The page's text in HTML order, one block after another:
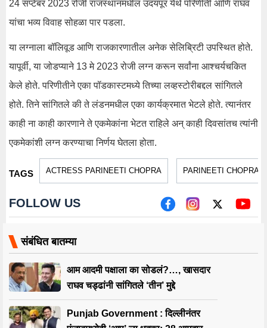
24 सप्टेंबर 2023 रोजी राजस्थानमधील उदयपूर येथे परिणीती आणि राघव
यांचा भव्य विवाह सोहळा पार पडला.
या लग्नाला बॉलिवूड आणि राजकारणातील अनेक सेलिब्रिटी उपस्थित होते.
यापूर्वी, या जोडप्याने 13 मे 2023 रोजी लग्न करून सर्वांना आश्चर्यचकित
केले होते. परिणीतीने एका पॉडकास्टमध्ये तिच्या लव्हस्टोरीबद्दल सांगितले
होते. तिने सांगितले की ते लंडनमधील एका कार्यक्रमात भेटले होते. त्यानंतर
काही ना काही कारणाने ते एकमेकांना भेटत राहिले अन् काही दिवसांतच त्यांनी
एकमेकांशी लग्न करण्याचा निर्णय घेतला होता.
TAGS ACTRESS PARINEETI CHOPRA PARINEETI CHOPRA
FOLLOW US
संबंधित बातम्या
आम आदमी पक्षाला का सोडलं?…, खासदार
राघव चड्ढांनी सांगितले ‘तीन’ मुद्दे
Punjab Government : दिल्लीनंतर